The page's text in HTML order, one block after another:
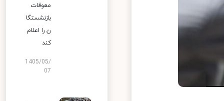
معوقات
بازنشستگا
ن را اعلام
کند
1405/05/
07